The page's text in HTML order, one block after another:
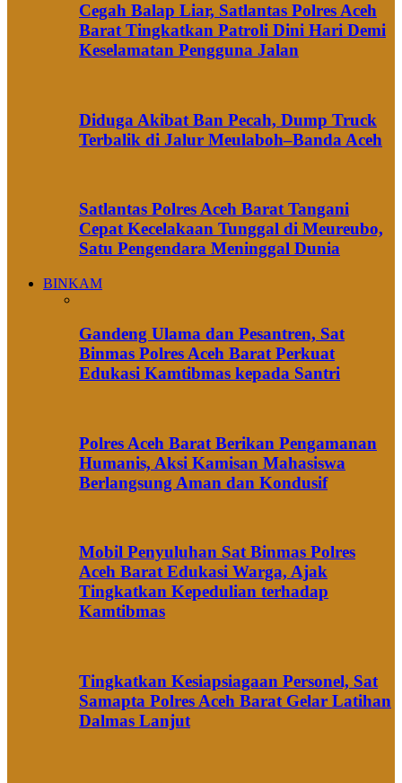
Cegah Balap Liar, Satlantas Polres Aceh
Barat Tingkatkan Patroli Dini Hari Demi
Keselamatan Pengguna Jalan
Diduga Akibat Ban Pecah, Dump Truck
Terbalik di Jalur Meulaboh–Banda Aceh
Satlantas Polres Aceh Barat Tangani
Cepat Kecelakaan Tunggal di Meureubo,
Satu Pengendara Meninggal Dunia
BINKAM
Gandeng Ulama dan Pesantren, Sat
Binmas Polres Aceh Barat Perkuat
Edukasi Kamtibmas kepada Santri
Polres Aceh Barat Berikan Pengamanan
Humanis, Aksi Kamisan Mahasiswa
Berlangsung Aman dan Kondusif
Mobil Penyuluhan Sat Binmas Polres
Aceh Barat Edukasi Warga, Ajak
Tingkatkan Kepedulian terhadap
Kamtibmas
Tingkatkan Kesiapsiagaan Personel, Sat
Samapta Polres Aceh Barat Gelar Latihan
Dalmas Lanjut